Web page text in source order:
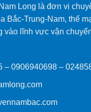
Long là đơn vị
Bắc-Trung-Nam, thế
vào lĩnh vực vận
– 0906940698–